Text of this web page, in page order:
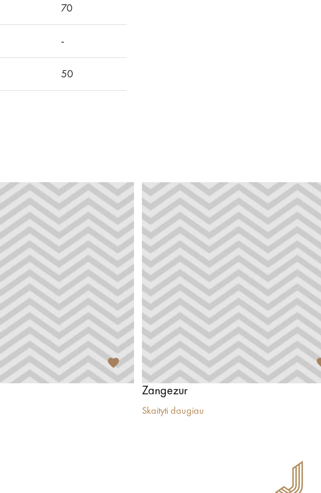
70
-
50
Zangezur
Skaityti daugiau